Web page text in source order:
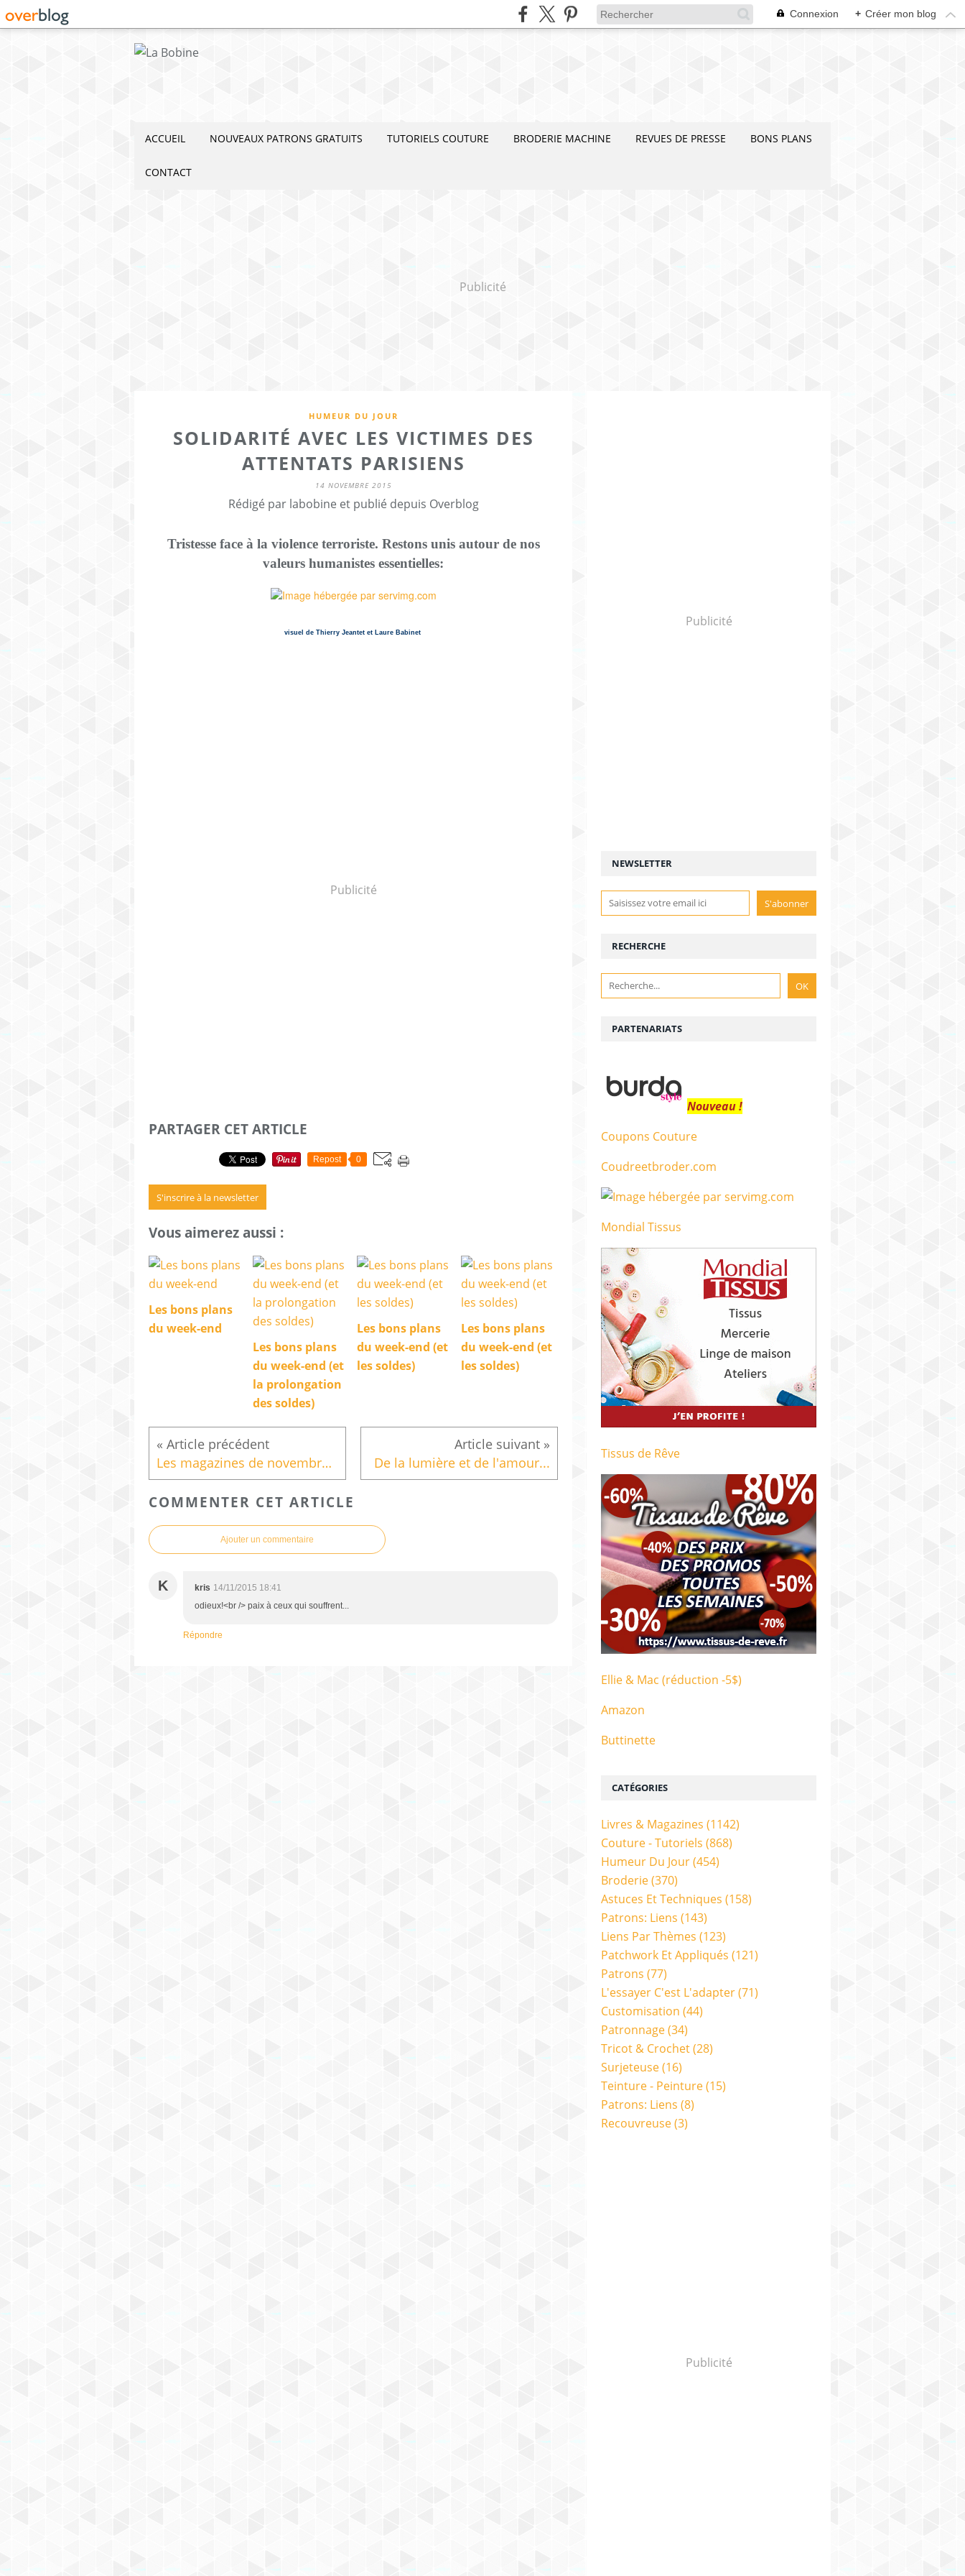
Connexion + Créer mon blog
ACCUEIL NOUVEAUX PATRONS GRATUITS TUTORIELS COUTURE BRODERIE MACHINE REVUES DE PRESSE BONS PLANS
CONTACT
Publicité
HUMEUR DU JOUR
SOLIDARITÉ AVEC LES VICTIMES DES
ATTENTATS PARISIENS
14 NOVEMBRE 2015
Rédigé par labobine et publié depuis Overblog
Tristesse face à la violence terroriste. Restons unis autour de nos
valeurs humanistes essentielles:
visuel de Thierry Jeantet et Laure Babinet
Publicité
PARTAGER CET ARTICLE
Repost 0
S'inscrire à la newsletter
Vous aimerez aussi :
Les bons plans
du week-end
Les bons plans
du week-end (et
la prolongation
des soldes)
Les bons plans
du week-end (et
les soldes)
Les bons plans
du week-end (et
les soldes)
Les magazines de novembre 2015: Tendances Couture 19 (MAJ) De la lumière et de l'amour...
COMMENTER CET ARTICLE
Ajouter un commentaire
K kris 14/11/2015 18:41
odieux!<br /> paix à ceux qui souffrent...
Répondre
Publicité
NEWSLETTER
RECHERCHE
Publicité
CATÉGORIES
Livres & Magazines (1142)
Couture - Tutoriels (868)
Humeur Du Jour(454)
Broderie(370)
Astuces Et Techniques (158)
Patrons: Liens (143)
Liens Par Thèmes (123)
Patchwork Et Appliqués (121)
Patrons (77)
L'essayer C'est L'adapter(71)
Customisation (44)
Patronnage(34)
Tricot & Crochet(28)
Surjeteuse(16)
Teinture - Peinture(15)
Patrons: Liens (8)
Recouvreuse(3)
PARTENARIATS
Nouveau !
Coupons Couture
Coudreetbroder.com
Mondial Tissus
Tissus de Rêve
Ellie & Mac (réduction -5$)
Amazon
Buttinette